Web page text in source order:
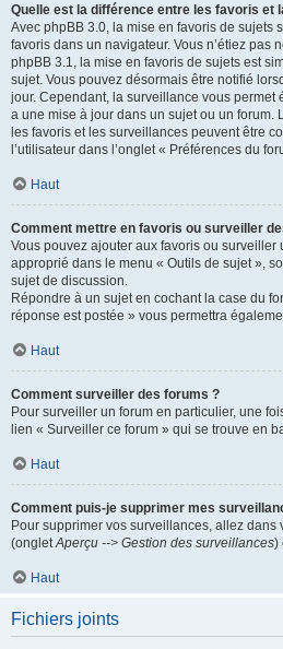
Quelle est la différence entre les favoris et
Avec phpBB 3.0, la mise en favoris de sujets
favoris dans un navigateur. Vous n’étiez pas
phpBB 3.1, la mise en favoris de sujets est
sujet. Vous pouvez désormais être notifié
jour. Cependant, la surveillance vous permet
a une mise à jour dans un sujet ou un forum.
les favoris et les surveillances peuvent être
l’utilisateur dans l’onglet « Préférences du
Haut
Comment mettre en favoris ou surveiller
Vous pouvez ajouter aux favoris ou surveiller
approprié dans le menu « Outils de sujet »,
sujet de discussion.
Répondre à un sujet en cochant la case du
réponse est postée » vous permettra
Haut
Comment surveiller des forums ?
Pour surveiller un forum en particulier, une
lien « Surveiller ce forum » qui se trouve en
Haut
Comment puis-je supprimer mes
Pour supprimer vos surveillances, allez dans
(ongletAperçu --> Gestion des surveillances)
Haut
Fichiers joints